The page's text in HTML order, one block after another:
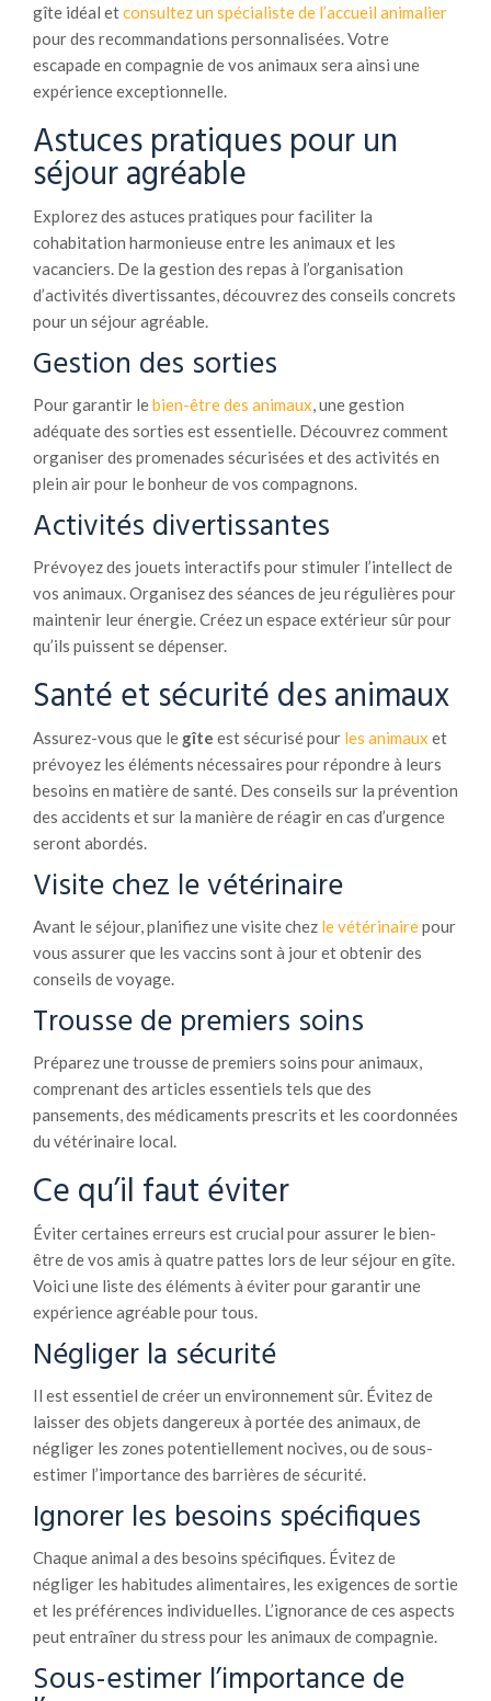
gîte idéal etconsultez un spécialiste de l’accueil animalier
pour des recommandations personnalisées. Votre
escapade en compagnie de vos animaux sera ainsi une
expérience exceptionnelle.
Astuces pratiques pour un
séjour agréable
Explorez des astuces pratiques pour faciliter la
cohabitation harmonieuse entre les animaux et les
vacanciers. De la gestion des repas à l’organisation
d’activités divertissantes, découvrez des conseils concrets
pour un séjour agréable.
Gestion des sorties
Pour garantir lebien-être des animaux, une gestion
adéquate des sorties est essentielle. Découvrez comment
organiser des promenades sécurisées et des activités en
plein air pour le bonheur de vos compagnons.
Activités divertissantes
Prévoyez des jouets interactifs pour stimuler l’intellect de
vos animaux. Organisez des séances de jeu régulières pour
maintenir leur énergie. Créez un espace extérieur sûr pour
qu’ils puissent se dépenser.
Santé et sécurité des animaux
Assurez-vous que le gîte est sécurisé pour les animaux et
prévoyez les éléments nécessaires pour répondre à leurs
besoins en matière de santé. Des conseils sur la prévention
des accidents et sur la manière de réagir en cas d’urgence
seront abordés.
Visite chez le vétérinaire
Avant le séjour, planifiez une visite chez le vétérinairepour
vous assurer que les vaccins sont à jour et obtenir des
conseils de voyage.
Trousse de premiers soins
Préparez une trousse de premiers soins pour animaux,
comprenant des articles essentiels tels que des
pansements, des médicaments prescrits et les coordonnées
du vétérinaire local.
Ce qu’il faut éviter
Éviter certaines erreurs est crucial pour assurer le bien-
être de vos amis à quatre pattes lors de leur séjour en gîte.
Voici une liste des éléments à éviter pour garantir une
expérience agréable pour tous.
Négliger la sécurité
Il est essentiel de créer un environnement sûr. Évitez de
laisser des objets dangereux à portée des animaux, de
négliger les zones potentiellement nocives, ou de sous-
estimer l’importance des barrières de sécurité.
Ignorer les besoins spécifiques
Chaque animal a des besoins spécifiques. Évitez de
négliger les habitudes alimentaires, les exigences de sortie
et les préférences individuelles. L’ignorance de ces aspects
peut entraîner du stress pour les animaux de compagnie.
Sous-estimer l’importance de